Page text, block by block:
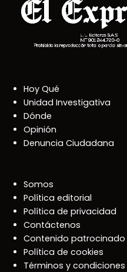
Hoy Qué
Unidad Investigativa
Dónde
Opinión
Denuncia Ciudadana
Somos
Política editorial
Política de privacidad
Contáctenos
Contenido patrocinado
Política de cookies
Términos y condiciones